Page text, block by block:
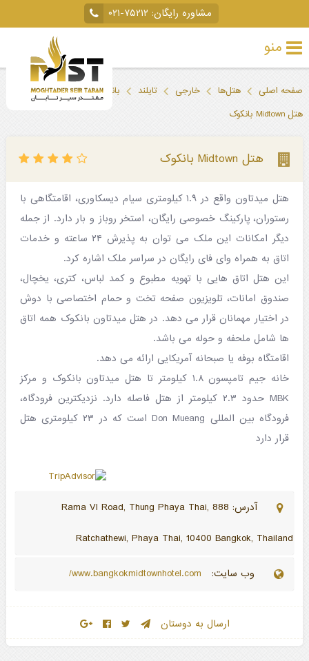
مشاوره رایگان: ۰۲۱-۷۵۲۱۲
منو
داخلی
لحظه
آخری
جاذبه‌های
گردشگری
صفحه اصلی هتل‌ها خارجی تایلند
بانکوک
هتل Midtown بانکوک
هتل Midtown بانکوک
هتل میدتاون واقع در ۱.۹ کیلومتری سیام دیسکاوری، اقامتگاهی با
رستوران، پارکینگ خصوصی رایگان، استخر روباز و بار دارد. از جمله
دیگر امکانات این ملک می توان به پذیرش ۲۴ ساعته و خدمات
اتاق به همراه وای فای رایگان در سراسر ملک اشاره کرد.
این هتل اتاق هایی با تهویه مطبوع و کمد لباس، کتری، یخچال،
صندوق امانات، تلویزیون صفحه تخت و حمام اختصاصی با دوش
در اختیار مهمانان قرار می دهد. در هتل میدتاون بانکوک همه اتاق
ها شامل ملحفه و حوله می باشد.
اقامتگاه بوفه یا صبحانه آمریکایی ارائه می دهد.
خانه جیم تامپسون ۱.۸ کیلومتر تا هتل میدتاون بانکوک و مرکز
MBK حدود ۲.۳ کیلومتر از هتل فاصله دارد. نزدیکترین فرودگاه،
فرودگاه بین المللی Don Mueang است که در ۲۳ کیلومتری هتل
قرار دارد
آدرس: 888 Rama VI Road, Thung Phaya Thai,
Ratchathewi, Phaya Thai, 10400 Bangkok, Thailand
وب سایت:
ارسال به دوستان